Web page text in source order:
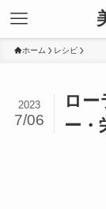
ホーム レシピ
ロ
ー・
2023
7/06